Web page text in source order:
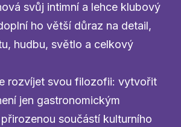
svůj intimní a lehce klubový
ho větší důraz na detail,
hudbu, světlo a celkový
rozvíjet svou filozofii: vytvořit
jen gastronomickým
součástí kulturního